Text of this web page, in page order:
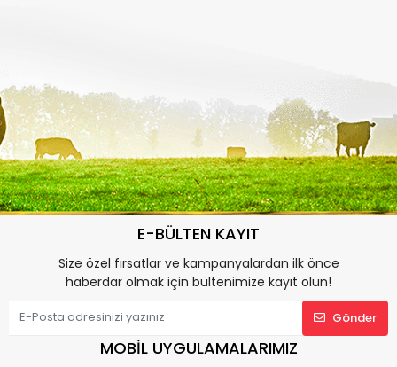
E-BÜLTEN KAYIT
Size özel fırsatlar ve kampanyalardan ilk önce
haberdar olmak için bültenimize kayıt olun!
Gönder
MOBİL UYGULAMALARIMIZ